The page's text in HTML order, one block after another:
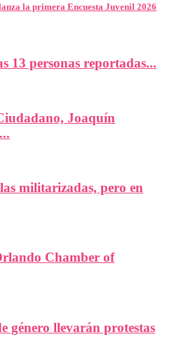
la primera Encuesta Juvenil 2026
13 personas reportadas...
Joaquín
militarizadas, pero en
Chamber of
género llevarán protestas